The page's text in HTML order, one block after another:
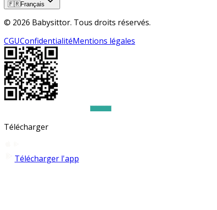
🇫🇷Français
© 2026 Babysittor. Tous droits réservés.
CGUConfidentialitéMentions légales
Télécharger
Télécharger l'app